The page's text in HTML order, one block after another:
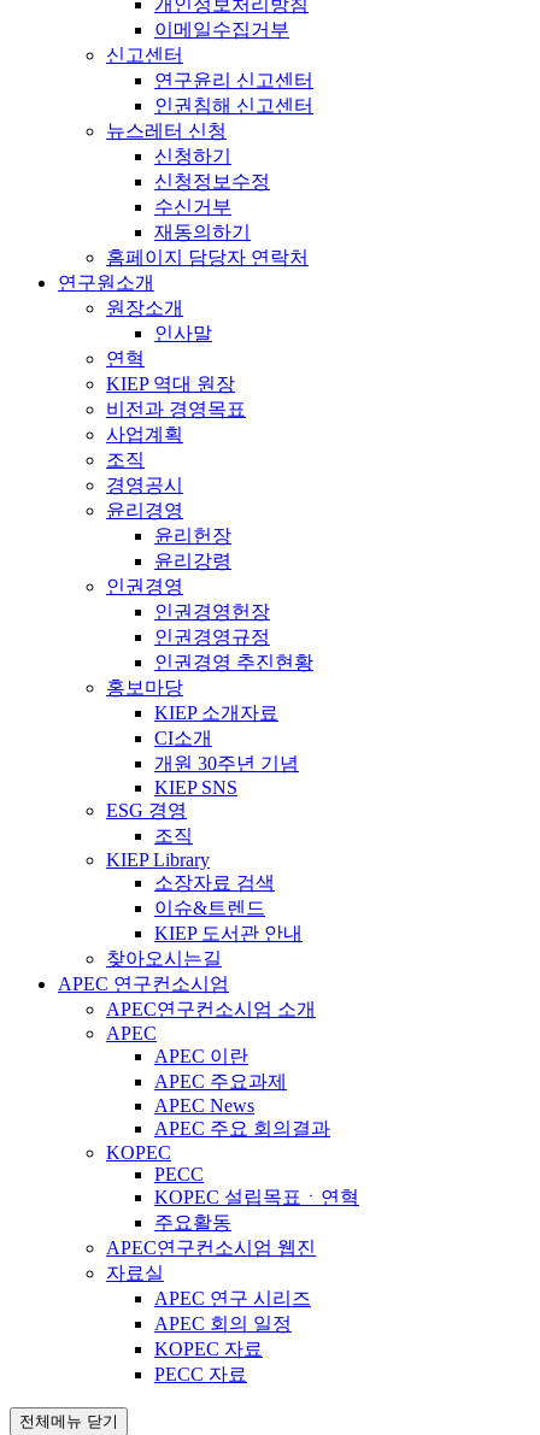
이메일수집거부
신고센터
연구윤리 신고센터
인권침해 신고센터
뉴스레터 신청
신청하기
신청정보수정
수신거부
재동의하기
홈페이지 담당자 연락처
연구원소개
원장소개
인사말
연혁
KIEP 역대 원장
비전과 경영목표
사업계획
조직
경영공시
윤리경영
윤리헌장
윤리강령
인권경영
인권경영헌장
인권경영규정
인권경영 추진현황
홍보마당
KIEP 소개자료
CI소개
개원 30주년 기념
KIEP SNS
ESG 경영
조직
KIEP Library
소장자료 검색
이슈&트렌드
KIEP 도서관 안내
찾아오시는길
APEC 연구컨소시엄
APEC연구컨소시엄 소개
APEC
APEC 이란
APEC 주요과제
APEC News
APEC 주요 회의결과
KOPEC
PECC
KOPEC 설립목표ㆍ연혁
주요활동
APEC연구컨소시엄 웹진
자료실
APEC 연구 시리즈
APEC 회의 일정
KOPEC 자료
PECC 자료
전체메뉴 닫기